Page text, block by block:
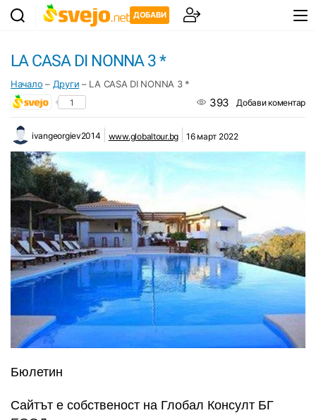
ДОБАВИ
LA CASA DI NONNA 3 *
Начало – Други – LA CASA DI NONNA 3 *
1 393 Добави коментар
ivangeorgiev2014 www.globaltour.bg 16 март 2022
Бюлетин
Сайтът е собственост на Глобал Консулт БГ